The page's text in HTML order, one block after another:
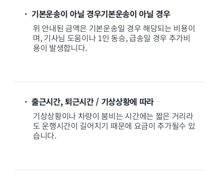
· 기본운송이 아닐 경우기본운송이 아닐 경우
위 안내된 금액은 기본운송일 경우 해당되는 비용이
며, 기사님 도움이나 1인 동승, 급송일 경우 추가비
용이 발생합니다.
· 출근시간, 퇴근시간 / 기상상황에 따라
기상상황이나 차량이 붐비는 시간에는 짧은 거리라
도 운행시간이 길어지기 때문에 요금이 추가될수 있
습니다.